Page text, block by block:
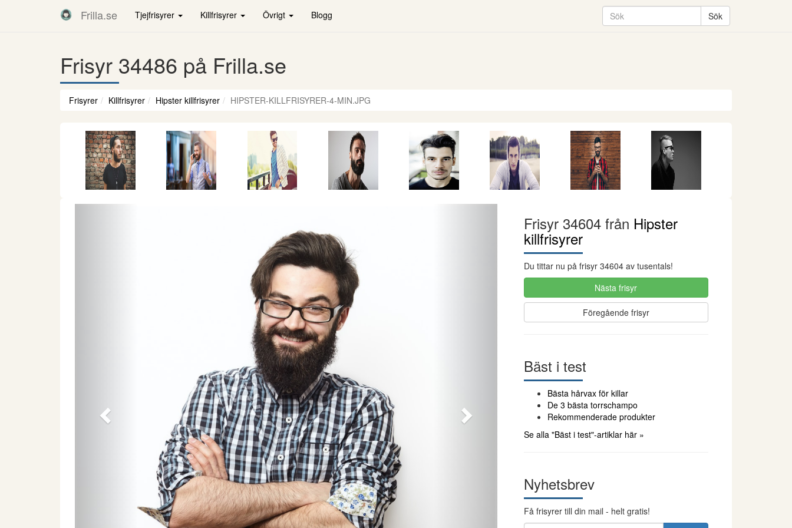
Frilla.se Tjejfrisyrer Killfrisyrer Övrigt Blogg
Frisyr 34486 på Frilla.se
Frisyrer Killfrisyrer Hipster killfrisyrer HIPSTER-KILLFRISYRER-4-MIN.JPG
Frisyr 34604 från Hipster
killfrisyrer
Du tittar nu på frisyr 34604 av tusentals!
Nästa frisyr
Föregående frisyr
Bäst i test
Bästa hårvax för killar
De 3 bästa torrschampo
Rekommenderade produkter
Se alla "Bäst i test"-artiklar här »
Nyhetsbrev
Få frisyrer till din mail - helt gratis!